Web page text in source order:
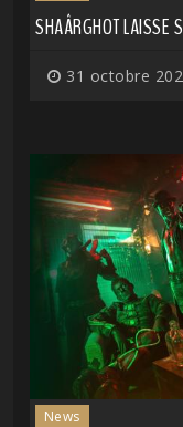
SHAÂRGHOT LAISSE
31 octobre
News